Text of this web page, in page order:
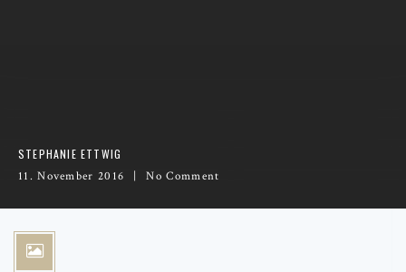
STEPHANIE ETTWIG
11. November 2016
No Comment